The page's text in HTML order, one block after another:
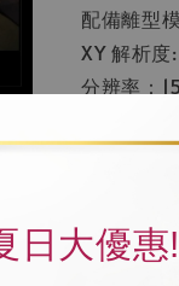
日大優惠!
配備離型
XY 解析度
分辨率：
切層厚
平均列印
適用電
消耗功率:
機台重量: